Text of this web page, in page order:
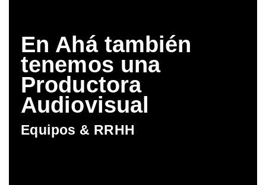
En Ahá también
tenemos una
Productora
Audiovisual
Equipos & RRHH